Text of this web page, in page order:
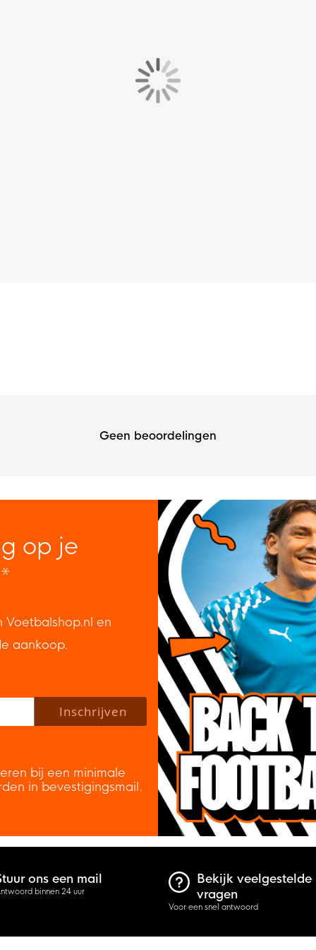
Geen beoordelingen
op je
Voetbalshop.nl en
aankoop.
policy to subscribe to our newsletter.
Inschrijven
bij een minimale
in bevestigingsmail.
ons een mail
binnen 24 uur
Bekijk veelgestelde
vragen
Voor een snel antwoord